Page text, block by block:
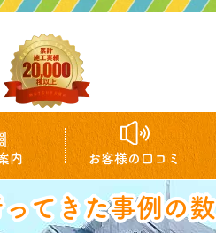
内 お客様の口コミ
てきた事例の